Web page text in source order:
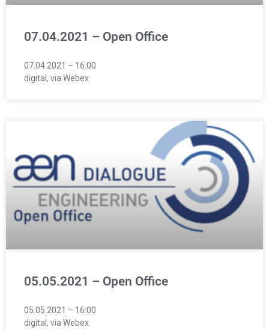
07.04.2021 – Open Office
07.04.2021 – 16:00
digital, via Webex
05.05.2021 – Open Office
05.05.2021 – 16:00
digital, via Webex